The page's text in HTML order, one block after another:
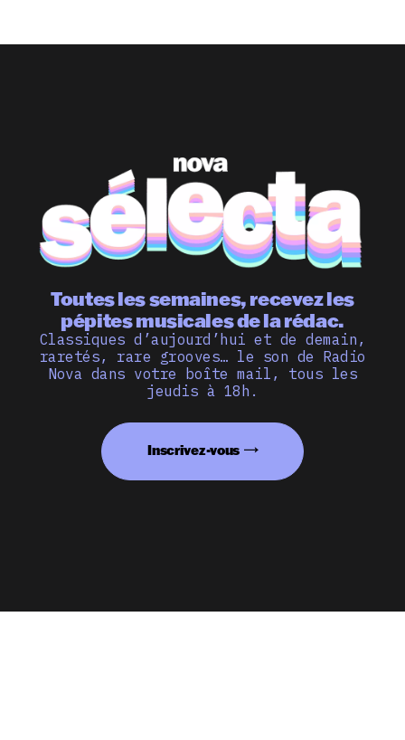
Toutes les semaines, recevez les
pépites musicales de la rédac.
Classiques d’aujourd’hui et de demain,
raretés, rare grooves… le son de Radio
Nova dans votre boîte mail, tous les
jeudis à 18h.
Inscrivez-vous